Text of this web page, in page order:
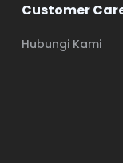
Customer
Hubungi Kami